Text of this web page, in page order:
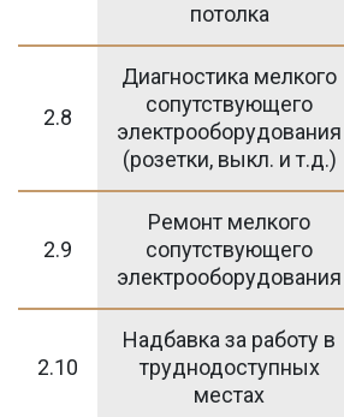
потолка
2.8
Диагностика мелкого
сопутствующего
электрооборудования
(розетки, выкл. и т.д.)
2.9
Ремонт мелкого
сопутствующего
электрооборудования
2.10
Надбавка за работу в
труднодоступных
местах